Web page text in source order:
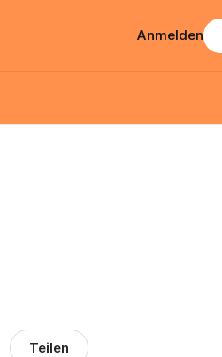
Anmelden
Teilen